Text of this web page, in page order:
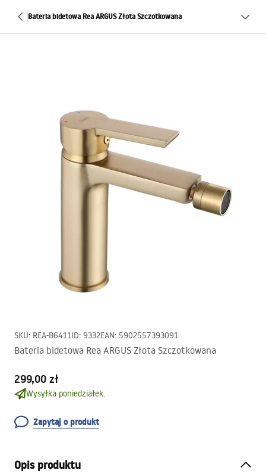
Bateria bidetowa Rea ARGUS Złota Szczotkowana
SKU: REA-B6411ID: 9332EAN: 5902557393091
Bateria bidetowa Rea ARGUS Złota Szczotkowana
299,00 zł
Wysyłka poniedziałek.
Zapytaj o produkt
Opis produktu